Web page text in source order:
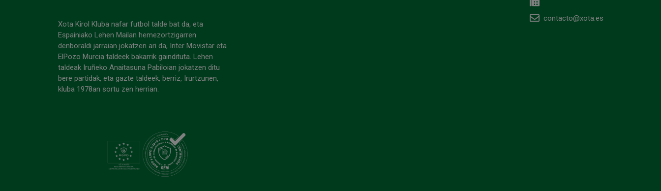
Xota Kirol Kluba nafar futbol talde bat da, eta
Espainiako Lehen Mailan hemezortzigarren
denboraldi jarraian jokatzen ari da, Inter Movistar eta
ElPozo Murcia taldeek bakarrik gaindituta. Lehen
taldeak Iruñeko Anaitasuna Pabiloian jokatzen ditu
bere partidak, eta gazte taldeek, berriz, Irurtzunen,
kluba 1978an sortu zen herrian.
contacto@xota.es